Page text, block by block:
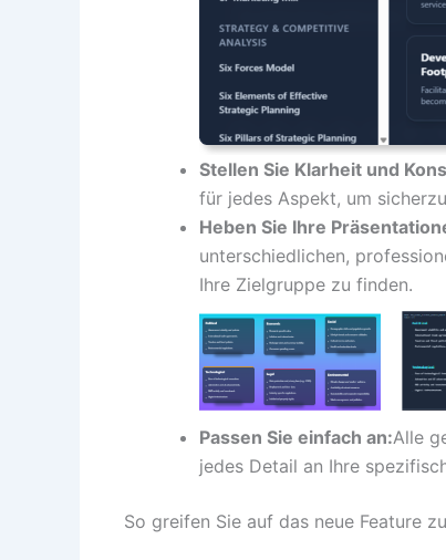
Stellen Sie Klarheit und
für jedes Aspekt, um
Heben Sie Ihre
unterschiedlichen,
Ihre Zielgruppe zu finden.
Passen Sie einfach an:Alle
jedes Detail an Ihre
So greifen Sie auf das neue Feature